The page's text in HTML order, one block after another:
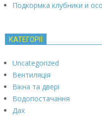
Подкормка клубники и
КАТЕГОРІЇ
Uncategorized
Вентиляція
Вікна та двері
Водопостачання
Дах